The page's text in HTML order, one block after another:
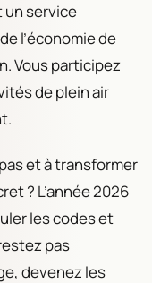
un service
l’économie de
Vous participez
de plein air
et à transformer
? L’année 2026
les codes et
pas
devenez les